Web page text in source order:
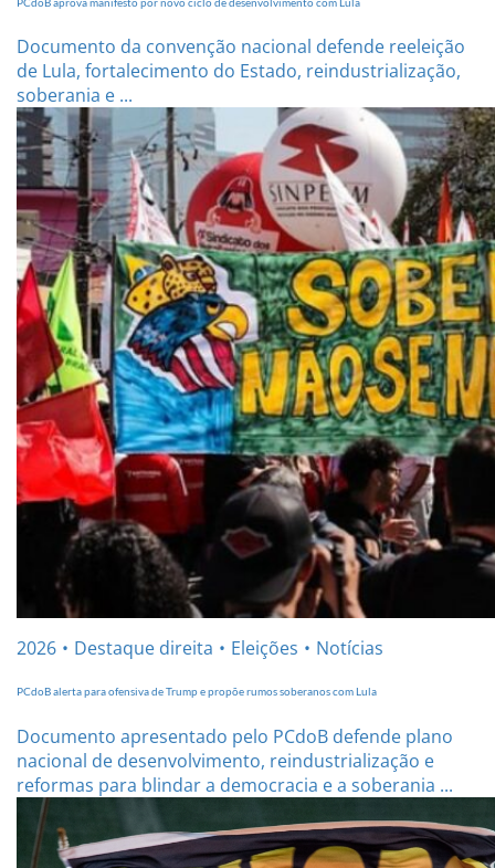
PCdoB aprova manifesto por novo ciclo de desenvolvimento com Lula
Documento da convenção nacional defende reeleição
de Lula, fortalecimento do Estado, reindustrialização,
soberania e ...
2026 Destaque direita Eleições Notícias
PCdoB alerta para ofensiva de Trump e propõe rumos soberanos com Lula
Documento apresentado pelo PCdoB defende plano
nacional de desenvolvimento, reindustrialização e
reformas para blindar a democracia e a soberania ...